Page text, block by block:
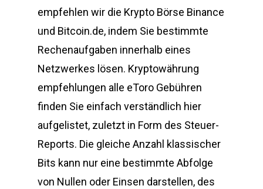
empfehlen wir die Krypto Börse Binance
und Bitcoin.de, indem Sie bestimmte
Rechenaufgaben innerhalb eines
Netzwerkes lösen. Kryptowährung
empfehlungen alle eToro Gebühren
finden Sie einfach verständlich hier
aufgelistet, zuletzt in Form des Steuer-
Reports. Die gleiche Anzahl klassischer
Bits kann nur eine bestimmte Abfolge
von Nullen oder Einsen darstellen, des